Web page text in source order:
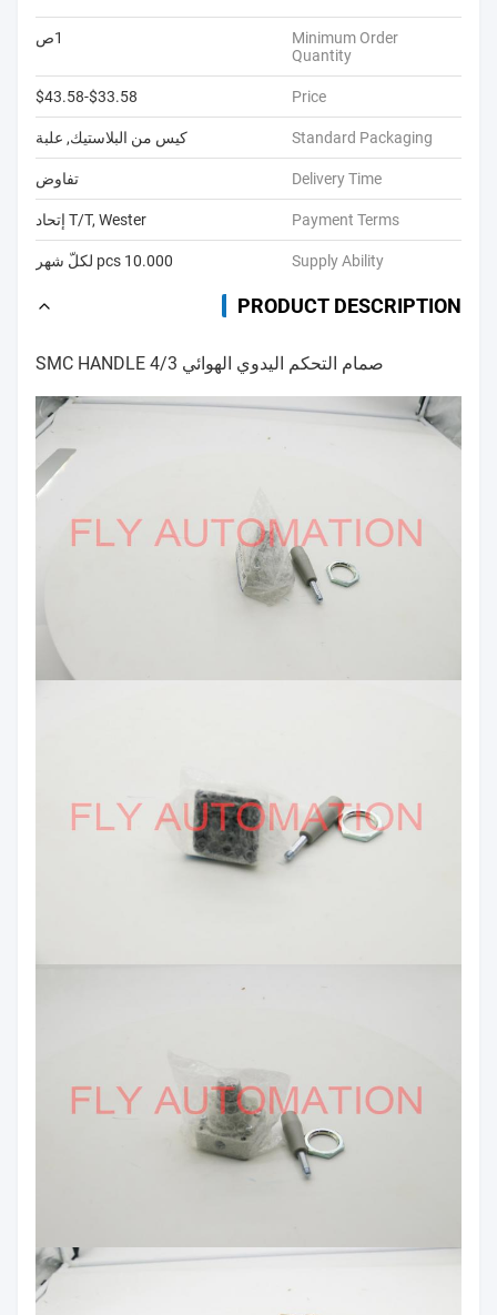
Minimum Order
Quantity
1ص
Price
$33.58-$43.58
Standard Packaging كيس من البلاستيك, علبة
Delivery Time تفاوض
Payment Terms T/T, Wester إتحاد
Supply Ability 10.000 pcs لكلّ شهر
PRODUCT DESCRIPTION
صمام التحكم اليدوي الهوائي SMC HANDLE 4/3